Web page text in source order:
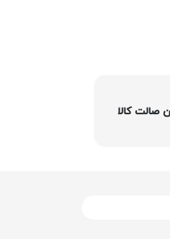
صالت کالا